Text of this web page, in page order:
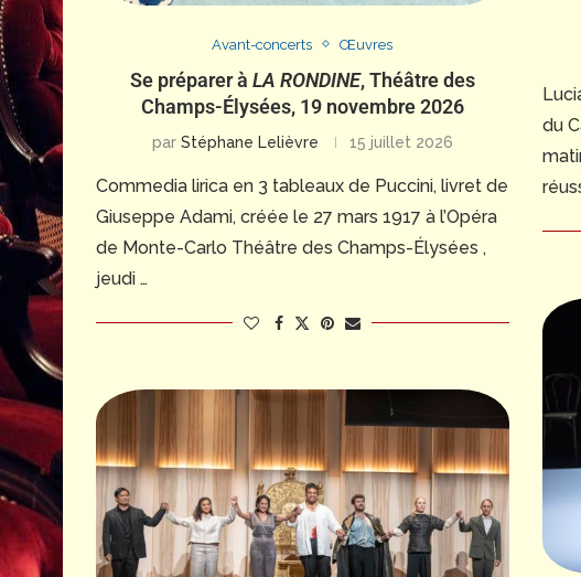
Avant-concerts Œuvres
Se préparer à LA RONDINE, Théâtre des
Champs-Élysées, 19 novembre 2026
par Stéphane Lelièvre 15 juillet 2026
Commedia lirica en 3 tableaux de Puccini, livret de
Giuseppe Adami, créée le 27 mars 1917 à l’Opéra
de Monte-Carlo Théâtre des Champs-Élysées ,
jeudi …
du